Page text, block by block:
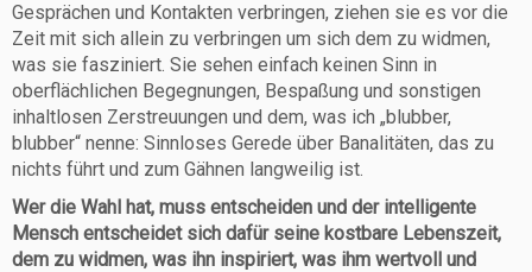
Gesprächen und Kontakten verbringen, ziehen sie es vor die
Zeit mit sich allein zu verbringen um sich dem zu widmen,
was sie fasziniert. Sie sehen einfach keinen Sinn in
oberflächlichen Begegnungen, Bespaßung und sonstigen
inhaltlosen Zerstreuungen und dem, was ich „blubber,
blubber“ nenne: Sinnloses Gerede über Banalitäten, das zu
nichts führt und zum Gähnen langweilig ist.
Wer die Wahl hat, muss entscheiden und der intelligente
Mensch entscheidet sich dafür seine kostbare Lebenszeit,
dem zu widmen, was ihn inspiriert, was ihm wertvoll und